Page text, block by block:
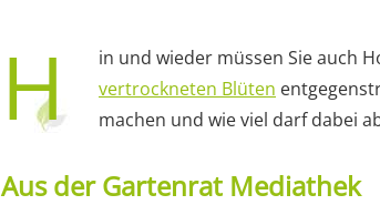
H
in und wieder müssen Sie auch
vertrockneten Blüten
machen und wie viel darf dabei
Aus der Gartenrat Mediathek